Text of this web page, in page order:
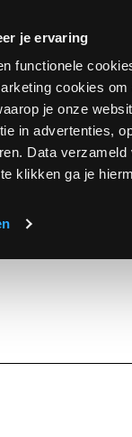
je ervaring
functionele
cookies
je onze
in advertenties,
Data
klikken ga je